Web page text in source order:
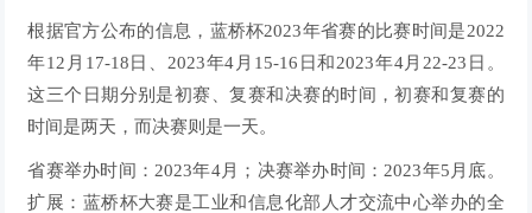
根据官方公布的信息，蓝桥杯2023年省赛的比赛时间是2022
年12月17-18日、2023年4月15-16日和2023年4月22-23日。
这三个日期分别是初赛、复赛和决赛的时间，初赛和复赛的
时间是两天，而决赛则是一天。
省赛举办时间：2023年4月；决赛举办时间：2023年5月底。
扩展：蓝桥杯大赛是工业和信息化部人才交流中心举办的全